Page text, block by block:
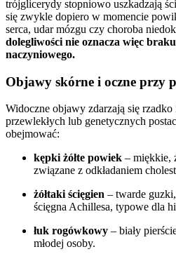
trójglicerydy stopniowo uszkadzają
się zwykle dopiero w momencie
serca, udar mózgu czy choroba
dolegliwości nie oznacza więc
naczyniowego.
Objawy skórne i oczne przy
Widoczne objawy zdarzają się
przewlekłych lub genetycznych
obejmować:
kępki żółte powiek – miękkie,
związane z odkładaniem
żółtaki ścięgien – twarde
ścięgna Achillesa, typowe dla
łuk rogówkowy – biały
młodej osoby.